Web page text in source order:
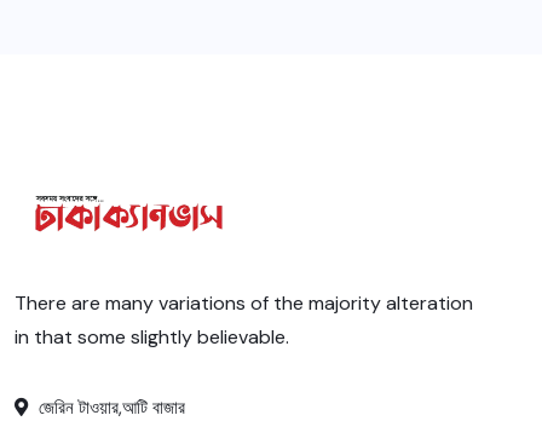
There are many variations of the majority alteration
in that some slightly believable.
জেরিন টাওয়ার,আটি বাজার